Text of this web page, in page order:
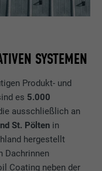
SYSTEMEN
Produkt- und
es 5.000
ausschließlich an
St. Pölten in
hergestellt
Dachrinnen
Coating neben der